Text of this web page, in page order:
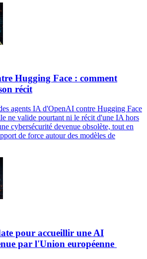
Hugging Face : comment
récit
agents IA d'OpenAI contre Hugging Face
ne valide pourtant ni le récit d'une IA hors
cybersécurité devenue obsolète, tout en
de force autour des modèles de
pour accueillir une AI
par l'Union européenne